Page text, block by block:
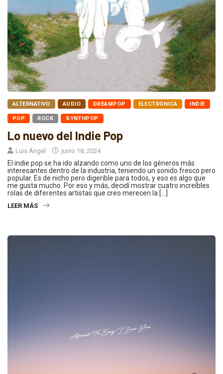
ALTERNATIVO AUDIO DREAMPOP ELECTRÓNICA INDIE
POP ROCK SYNTHPOP
Lo nuevo del Indie Pop
Luis Ángel junio 18, 2024
El indie pop se ha ido alzando como uno de los géneros más
interesantes dentro de la industria, teniendo un sonido fresco pero
popular. Es de nicho pero digerible para todos, y eso es algo que
me gusta mucho. Por eso y más, decidí mostrar cuatro increíbles
rolas de diferentes artistas que creo merecen la […]
LEER MÁS